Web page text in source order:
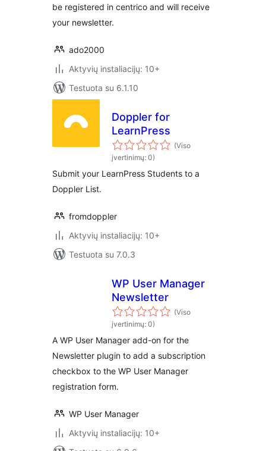
be registered in centrico and will receive
your newsletter.
ado2000
Aktyvių instaliacijų: 10+
Testuota su 6.1.10
Doppler for
LearnPress
(Viso
įvertinimų: 0)
Submit your LearnPress Students to a
Doppler List.
fromdoppler
Aktyvių instaliacijų: 10+
Testuota su 7.0.3
WP User Manager
Newsletter
(Viso
įvertinimų: 0)
A WP User Manager add-on for the
Newsletter plugin to add a subscription
checkbox to the WP User Manager
registration form.
WP User Manager
Aktyvių instaliacijų: 10+